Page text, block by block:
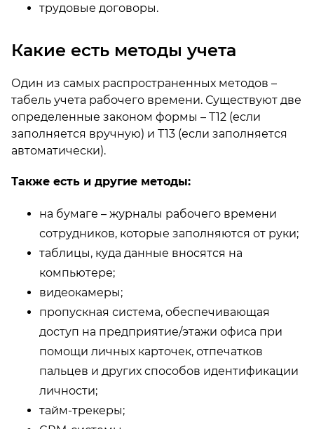
трудовые договоры.
Какие есть методы учета
Один из самых распространенных методов –
табель учета рабочего времени. Существуют две
определенные законом формы – Т12 (если
заполняется вручную) и Т13 (если заполняется
автоматически).
Также есть и другие методы:
на бумаге – журналы рабочего времени
сотрудников, которые заполняются от руки;
таблицы, куда данные вносятся на
компьютере;
видеокамеры;
пропускная система, обеспечивающая
доступ на предприятие/этажи офиса при
помощи личных карточек, отпечатков
пальцев и других способов идентификации
личности;
тайм-трекеры;